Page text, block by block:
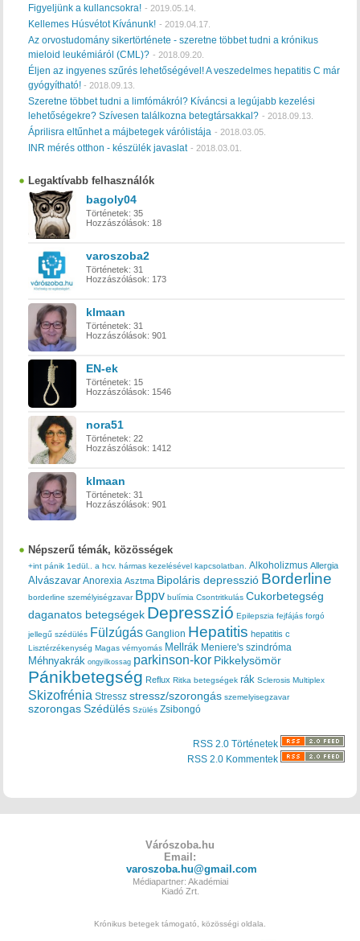
Figyeljünk a kullancsokra! - 2019.05.14.
Kellemes Húsvétot Kívánunk! - 2019.04.17.
Az orvostudomány sikertörténete - szeretne többet tudni a krónikus
mieloid leukémiáról (CML)? - 2018.09.20.
Éljen az ingyenes szűrés lehetőségével! A veszedelmes hepatitis C már
gyógyítható!- 2018.09.13.
Szeretne többet tudni a limfómákról? Kíváncsi a legújabb kezelési
lehetőségekre? Szívesen találkozna betegtársakkal? - 2018.09.13.
Áprilisra eltűnhet a májbetegek várólistája - 2018.03.05.
INR mérés otthon - készülék javaslat - 2018.03.01.
Legaktívabb felhasználók
bagoly04
Történetek: 35
Hozzászólások: 18
varoszoba2
Történetek: 31
Hozzászólások: 173
klmaan
Történetek: 31
Hozzászólások: 901
EN-ek
Történetek: 15
Hozzászólások: 1546
nora51
Történetek: 22
Hozzászólások: 1412
klmaan
Történetek: 31
Hozzászólások: 901
Népszerű témák, közösségek
+int pánik 1edül.. a hcv. hármas kezelésével kapcsolatban. Alkoholizmus Allergia
Alvászavar Anorexia Asztma Bipoláris depresszió Borderline
borderline személyiségzavar Bppv bulímia Csontritkulás Cukorbetegség
daganatos betegségek Depresszió Epilepszia fejfájás forgó
jellegű szédülés Fülzúgás Ganglion Hepatitis hepatitis c
Lisztérzékenység Magas vérnyomás Mellrák Meniere's szindróma
Méhnyakrák ongyilkossag parkinson-kor Pikkelysömör
Pánikbetegség Reflux Ritka betegségek rák Sclerosis Multiplex
Skizofrénia Stressz stressz/szorongás szemelyisegzavar
szorongas Szédülés Szülés Zsibongó
RSS 2.0 Történetek
RSS 2.0 Kommentek
Várószoba.hu
Email:
varoszoba.hu@gmail.com
Médiapartner: Akadémiai
Kiadó Zrt.
Krónikus betegek támogató, közösségi oldala.